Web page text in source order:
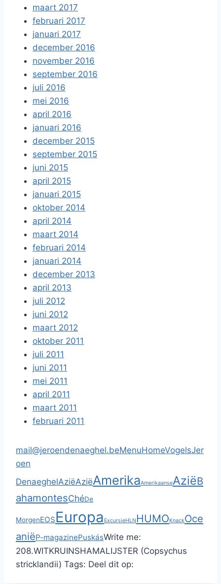
maart 2017
februari 2017
januari 2017
december 2016
november 2016
september 2016
juli 2016
mei 2016
april 2016
januari 2016
december 2015
september 2015
juni 2015
april 2015
januari 2015
oktober 2014
april 2014
maart 2014
februari 2014
januari 2014
december 2013
april 2013
juli 2012
juni 2012
maart 2012
oktober 2011
juli 2011
juni 2011
mei 2011
april 2011
maart 2011
februari 2011
mail@jeroendenaeghel.beMenuHomeVogelsJer
oen
DenaeghelAziëAziëAmerikaAmerikaanseAziëB
ahamontesChéDe
MorgenEOSEuropa ExcursieHLNHUMOKnackOce
aniëP-magazinePuskásWrite me:
208.WITKRUINSHAMALIJSTER (Copsychus
stricklandii) Tags: Deel dit op: